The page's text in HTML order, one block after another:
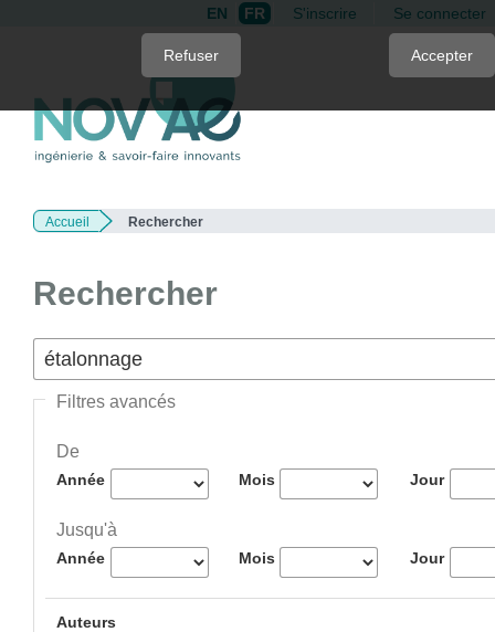
page
content
Navigation
Main
EN FR S'inscrire Se connecter
Accueil Rechercher
Rechercher
Filtres avancés
De
Année Mois Jour
Jusqu'à
Année Mois Jour
Auteurs
Refuser Accepter